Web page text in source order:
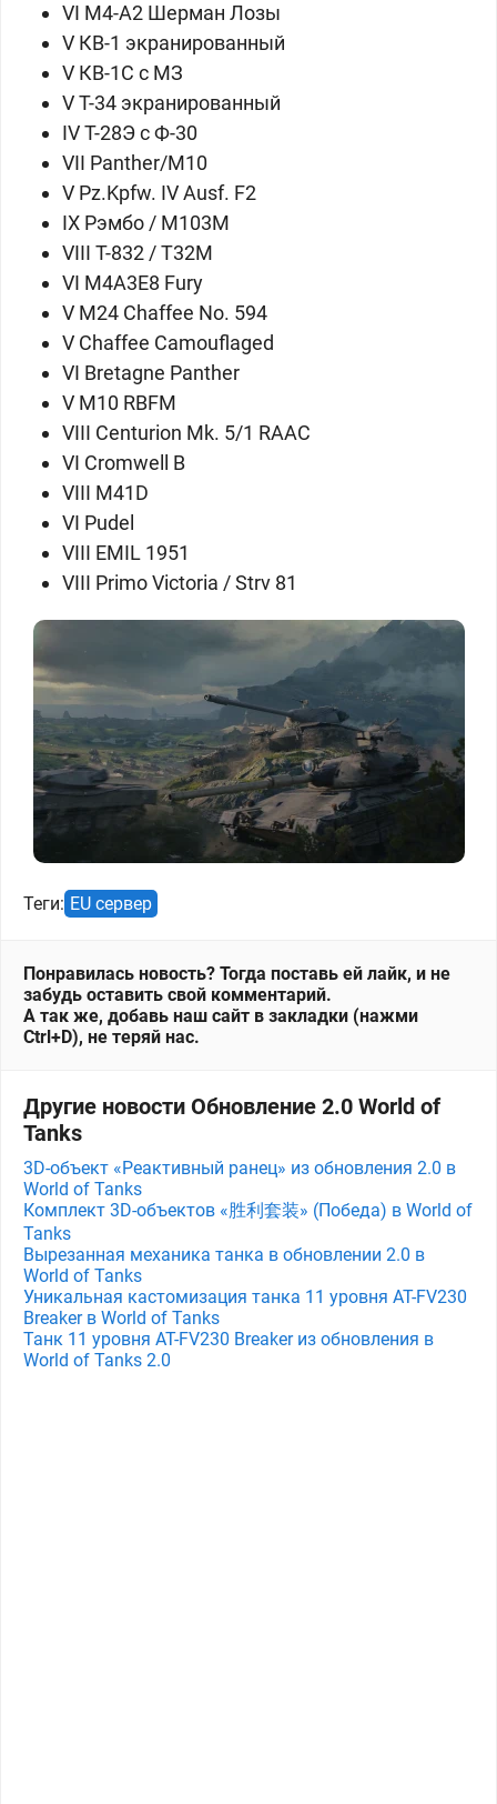
VI М4-А2 Шерман Лозы
V КВ-1 экранированный
V КВ-1С с МЗ
VТ-34 экранированный
IVТ-28Э с Ф-30
VII Panther/M10
V Pz.Kpfw. IV Ausf. F2
IX Рэмбо / M103M
VIII T-832 / T32M
VI M4A3E8 Fury
V M24 Chaffee No. 594
V Chaffee Camouflaged
VI Bretagne Panther
V M10 RBFM
VIII Centurion Mk. 5/1 RAAC
VI Cromwell B
VIII M41D
VI Pudel
VIII EMIL 1951
VIII Primo Victoria / Strv 81
Теги: EU сервер
Понравилась новость? Тогда поставь ей лайк, и не
забудь оставить свой комментарий.
А так же, добавь наш сайт в закладки (нажми
Ctrl+D), не теряй нас.
Другие новости Обновление 2.0 World of
Tanks
3D-объект «Реактивный ранец» из обновления 2.0 в
World of Tanks
Комплект 3D-объектов «胜利套装» (Победа) в World of
Tanks
Вырезанная механика танка в обновлении 2.0 в
World of Tanks
Уникальная кастомизация танка 11 уровня AT-FV230
Breaker в World of Tanks
Танк 11 уровня AT-FV230 Breaker из обновления в
World of Tanks 2.0